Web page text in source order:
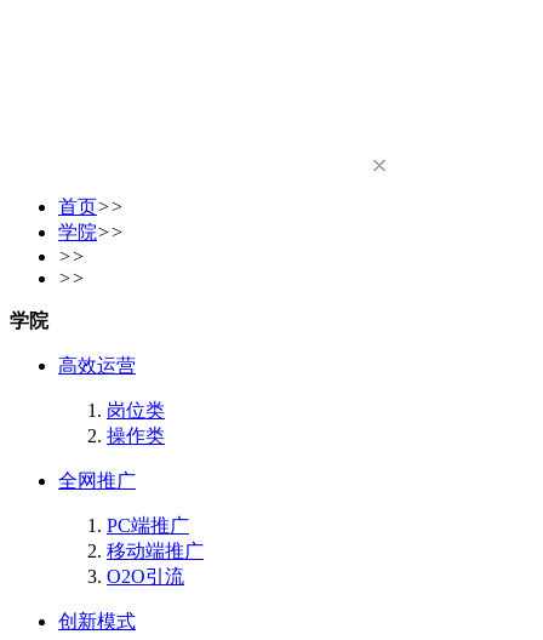
首页>>
学院>>
>>
>>
学院
高效运营
岗位类
操作类
全网推广
PC端推广
移动端推广
O2O引流
创新模式